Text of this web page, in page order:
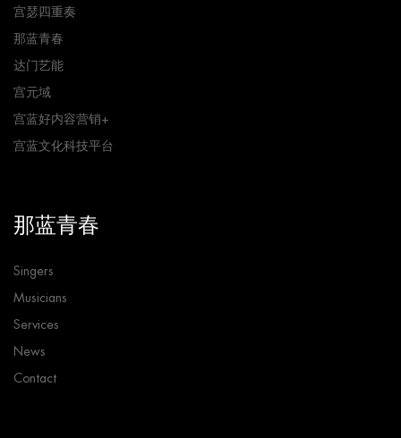
宫瑟四重奏
那蓝青春
达门艺能
宫元域
宫蓝好内容营销+
宫蓝文化科技平台
那蓝青春
Singers
Musicians
Services
News
Contact